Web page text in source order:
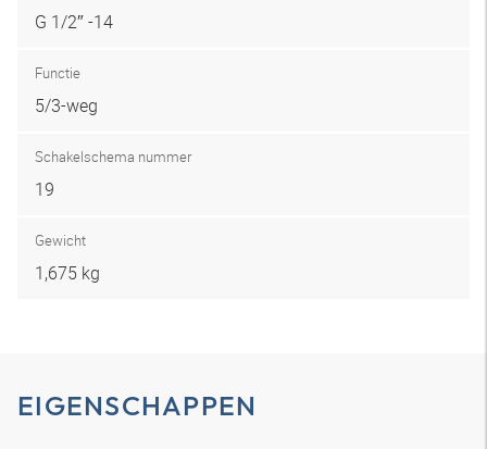
G 1/2″ -14
Functie
5/3-weg
Schakelschema nummer
19
Gewicht
1,675 kg
EIGENSCHAPPEN